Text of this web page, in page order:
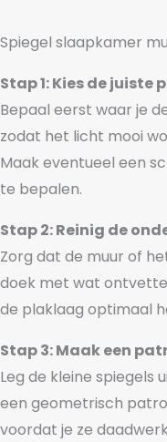
Spiegel slaapkamer
Stap 1: Kies de juiste
Bepaal eerst waar je
zodat het licht mooi
Maak eventueel een
te bepalen.
Stap 2: Reinig de
Zorg dat de muur of
doek met wat
de plaklaag optimaal
Stap 3: Maak een
Leg de kleine spiegels
een geometrisch
voordat je ze